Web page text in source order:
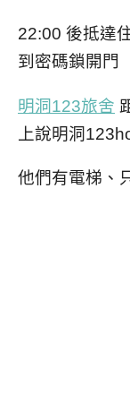
22:00 後抵達
到密碼鎖開門
明洞123旅舍
上說明洞
他們有電梯、